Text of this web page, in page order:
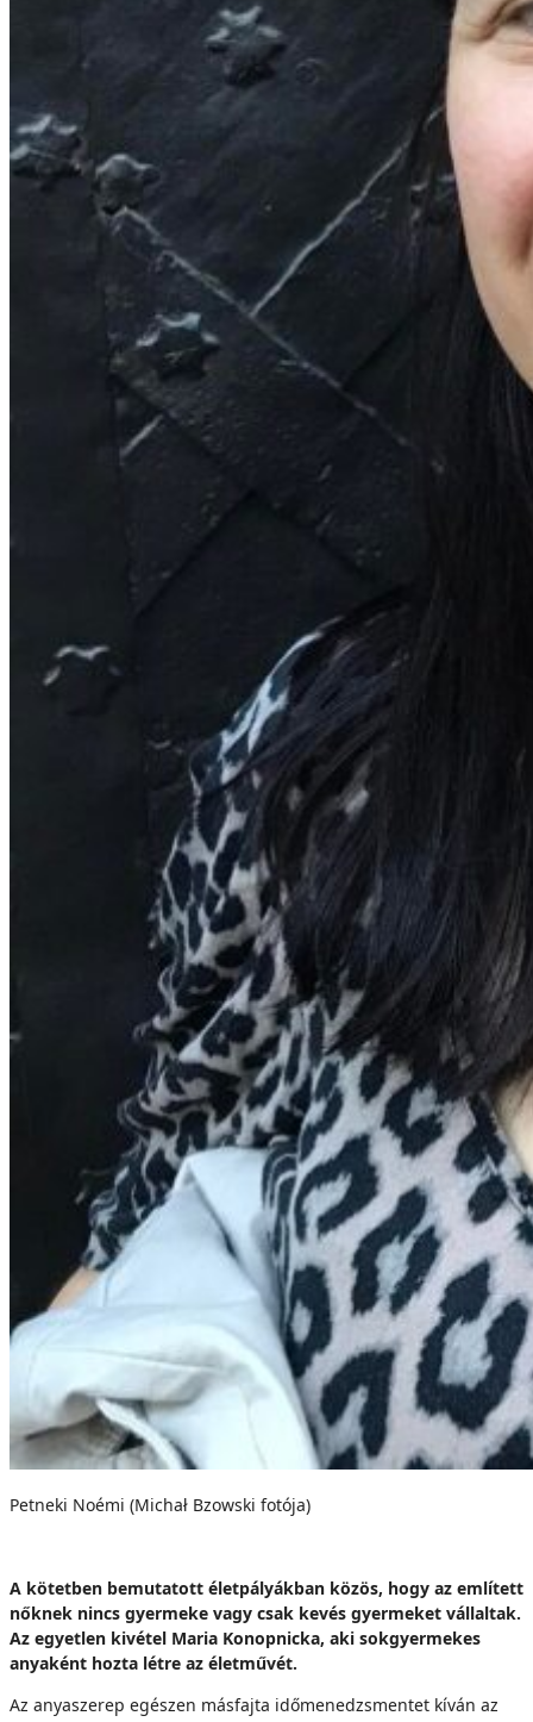
Petneki Noémi (Michał Bzowski fotója)
A kötetben bemutatott életpályákban közös, hogy az említett
nőknek nincs gyermeke vagy csak kevés gyermeket vállaltak.
Az egyetlen kivétel Maria Konopnicka, aki sokgyermekes
anyaként hozta létre az életművét.
Az anyaszerep egészen másfajta időmenedzsmentet kíván az